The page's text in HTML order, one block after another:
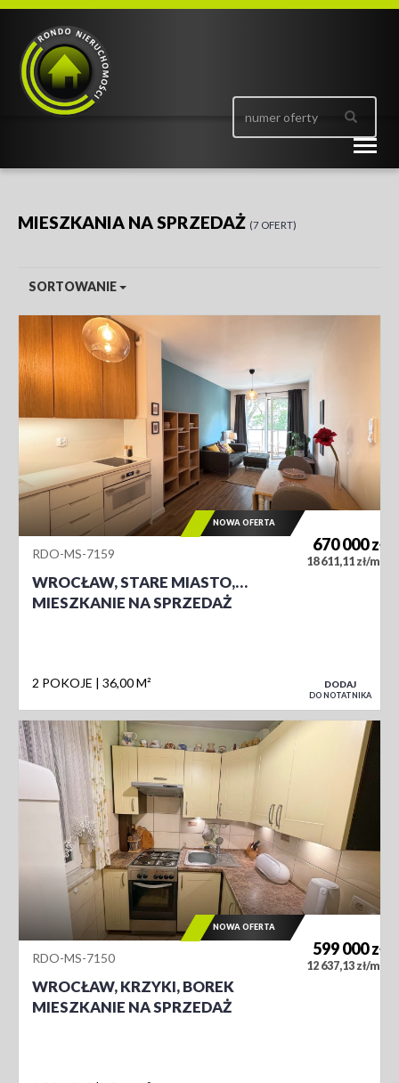
MIESZKANIA NA SPRZEDAŻ 7 OFERT
SORTOWANIE
RDO-MS-7159
WROCŁAW, STARE MIASTO,…
MIESZKANIE NA SPRZEDAŻ
2 POKOJE 36,00 M²
670 000zł
18 611,11 zł/m
NOWA OFERTA
DODAJ
DO NOTATNIKA
RDO-MS-7150
WROCŁAW, KRZYKI, BOREK
MIESZKANIE NA SPRZEDAŻ
599 000zł
12 637,13 zł/m
NOWA OFERTA